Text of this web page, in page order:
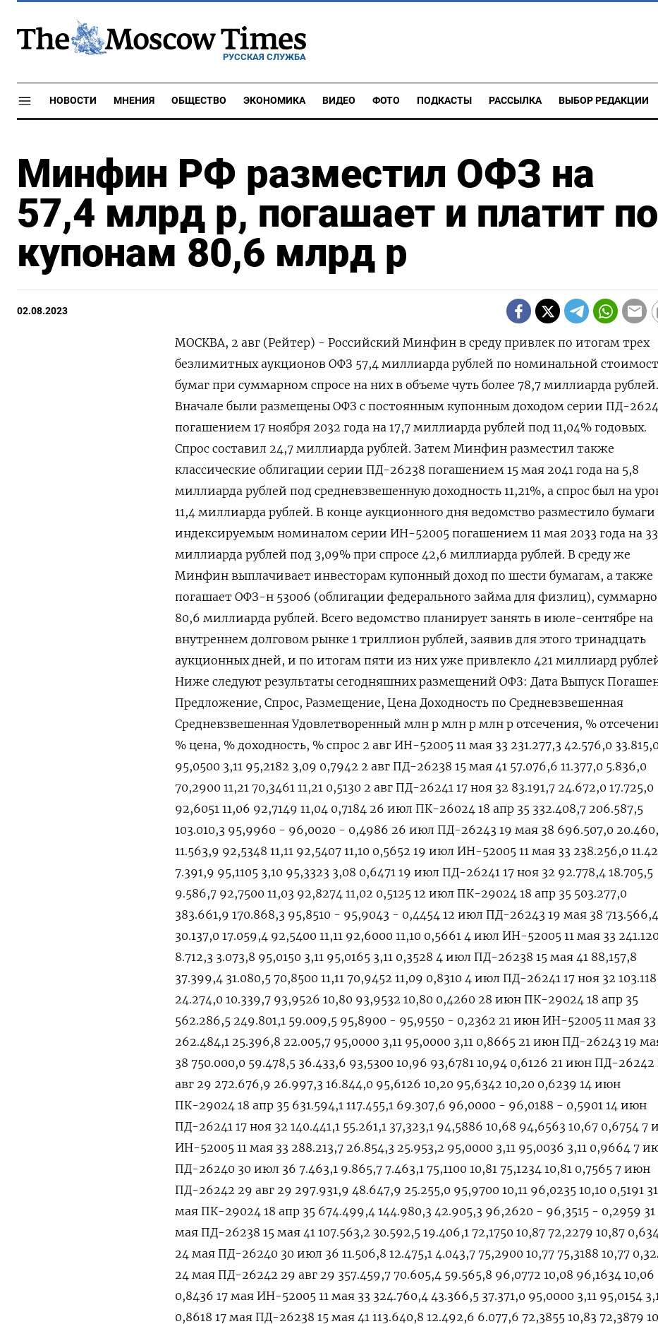
РУССКАЯ СЛУЖБА
НОВОСТИ МНЕНИЯ ОБЩЕСТВО ЭКОНОМИКА ВИДЕО ФОТО ПОДКАСТЫ РАССЫЛКА ВЫБОР РЕДАКЦИИ
Минфин РФ разместил ОФЗ на
57,4 млрд р, погашает и платит по
купонам 80,6 млрд р
02.08.2023
МОСКВА, 2 авг (Рейтер) - Российский Минфин в среду привлек по итогам трех безлимитных аукционов ОФЗ 57,4 миллиарда рублей по номинальной стоимости бумаг при суммарном спросе на них в объеме чуть более 78,7 миллиарда рублей. Вначале были размещены ОФЗ с постоянным купонным доходом серии ПД-26241 погашением 17 ноября 2032 года на 17,7 миллиарда рублей под 11,04% годовых. Спрос составил 24,7 миллиарда рублей. Затем Минфин разместил также классические облигации серии ПД-26238 погашением 15 мая 2041 года на 5,8 миллиарда рублей под средневзвешенную доходность 11,21%, а спрос был на уровне 11,4 миллиарда рублей. В конце аукционного дня ведомство разместило бумаги с индексируемым номиналом серии ИН-52005 погашением 11 мая 2033 года на 33,8 миллиарда рублей под 3,09% при спросе 42,6 миллиарда рублей. В среду же Минфин выплачивает инвесторам купонный доход по шести бумагам, а также погашает ОФЗ-н 53006 (облигации федерального займа для физлиц), суммарно на 80,6 миллиарда рублей. Всего ведомство планирует занять в июле-сентябре на внутреннем долговом рынке 1 триллион рублей, заявив для этого тринадцать аукционных дней, и по итогам пяти из них уже привлекло 421 миллиард рублей. Ниже следуют результаты сегодняшних размещений ОФЗ: Дата Выпуск Погашение Предложение, Спрос, Размещение, Цена Доходность по Средневзвешенная Средневзвешенная Удовлетворенный млн р млн р млн р отсечения, % отсечению, % цена, % доходность, % спрос 2 авг ИН-52005 11 мая 33 231.277,3 42.576,0 33.815,0 95,0500 3,11 95,2182 3,09 0,7942 2 авг ПД-26238 15 мая 41 57.076,6 11.377,0 5.836,0 70,2900 11,21 70,3461 11,21 0,5130 2 авг ПД-26241 17 ноя 32 83.191,7 24.672,0 17.725,0 92,6051 11,06 92,7149 11,04 0,7184 26 июл ПК-26024 18 апр 35 332.408,7 206.587,5 103.010,3 95,9960 - 96,0020 - 0,4986 26 июл ПД-26243 19 мая 38 696.507,0 20.460,7 11.563,9 92,5348 11,11 92,5407 11,10 0,5652 19 июл ИН-52005 11 мая 33 238.256,0 11.423,0 7.391,9 95,1105 3,10 95,3323 3,08 0,6471 19 июл ПД-26241 17 ноя 32 92.778,4 18.705,5 9.586,7 92,7500 11,03 92,8274 11,02 0,5125 12 июл ПК-29024 18 апр 35 503.277,0 383.661,9 170.868,3 95,8510 - 95,9043 - 0,4454 12 июл ПД-26243 19 мая 38 713.566,4 30.137,0 17.059,4 92,5400 11,11 92,6000 11,10 0,5661 4 июл ИН-52005 11 мая 33 241.120,2 8.712,3 3.073,8 95,0150 3,11 95,0165 3,11 0,3528 4 июл ПД-26238 15 мая 41 88,157,8 37.399,4 31.080,5 70,8500 11,11 70,9452 11,09 0,8310 4 июл ПД-26241 17 ноя 32 103.118,0 24.274,0 10.339,7 93,9526 10,80 93,9532 10,80 0,4260 28 июн ПК-29024 18 апр 35 562.286,5 249.801,1 59.009,5 95,8900 - 95,9550 - 0,2362 21 июн ИН-52005 11 мая 33 262.484,1 25.396,8 22.005,7 95,0000 3,11 95,0000 3,11 0,8665 21 июн ПД-26243 19 мая 38 750.000,0 59.478,5 36.433,6 93,5300 10,96 93,6781 10,94 0,6126 21 июн ПД-26242 29 авг 29 272.676,9 26.997,3 16.844,0 95,6126 10,20 95,6342 10,20 0,6239 14 июн ПК-29024 18 апр 35 631.594,1 117.455,1 69.307,6 96,0000 - 96,0188 - 0,5901 14 июн ПД-26241 17 ноя 32 140.441,1 55.261,1 37,323,1 94,5886 10,68 94,6563 10,67 0,6754 7 июн ИН-52005 11 мая 33 288.213,7 26.854,3 25.953,2 95,0000 3,11 95,0036 3,11 0,9664 7 июн ПД-26240 30 июл 36 7.463,1 9.865,7 7.463,1 75,1100 10,81 75,1234 10,81 0,7565 7 июн ПД-26242 29 авг 29 297.931,9 48.647,9 25.255,0 95,9700 10,11 96,0235 10,10 0,5191 31 мая ПК-29024 18 апр 35 674.499,4 144.980,3 42.905,3 96,2620 - 96,3515 - 0,2959 31 мая ПД-26238 15 мая 41 107.563,2 30.592,5 19.406,1 72,1750 10,87 72,2279 10,87 0,6343 24 мая ПД-26240 30 июл 36 11.506,8 12.475,1 4.043,7 75,2900 10,77 75,3188 10,77 0,3241 24 мая ПД-26242 29 авг 29 357.459,7 70.605,4 59.565,8 96,0772 10,08 96,1634 10,06 0,8436 17 мая ИН-52005 11 мая 33 324.760,4 43.366,5 37.371,0 95,0000 3,11 95,0154 3,11 0,8618 17 мая ПД-26238 15 мая 41 113.640,8 12.492,6 6.077,6 72,3855 10,83 72,3879 10,83 0,4865 17 мая ПД-26241 17 ноя 32 181.529,1 58.890,3 41.088,0 95,0530 10,59 95,1244 10,58 0,6977 3 мая ПК-29024 18 апр 35 750.000,0 260.744,4 75,500,6 96,4000 - 96,5693 - 0,2896 3 мая ПД-26240 30 июл 36 34.795,4 36.643.4 23.288,6 75,0200 10,81 75,0501 10,81 0,6355 26 апр ПД-26238 15 мая 41 125.832,5 16.397,0 12.192,0 72,2287 10,85 72,2959 10,84 0,7436 26 апр ПД-26241 17 ноя 32 229.796,3 69.661,0 48.267,0 94,7000 10,65 94,7509 10,64 0,6929 19 апр ИН-52005 11 мая 33 340.207,8 25.963,4 17.913,7 95,0000 3,10 95,0177 3,10 0,6900 19 апр ПД-26242 29 авг 29 392.942,9 58.952,3 35.445,3 95,3050 10,25 94,3413 10,25 0,6013 12 апр ИН-52005 11 мая 33 345.355,4 18.936,6 5.147,6 94,9900 3,10 95,2667 3,07 0,2718 12 апр ПД-26241 17 ноя 32 261.118,0 46.808,3 31.321,7 94,7309 10,64 94,7729 10,64 0,6691 5 апр ПД-26240 30 июл 36 41.004,4 17.291,3 6.209,0 75,0800 10,79 75,0854 10,79 0,3591 5 апр ПД-26242 29 авг 29 463.483,4 95.331.4 70.540,0 95,5470 10,19 95,5918 10,18 0,7400 29 мар ПД-26238 15 мая 41 154.709,9 44.777,7 28.877,4 72,6004 10,78 72,7279 10,76 0,6449 29 мар ПД-26241 17 ноя 32 291.786,5 75.597,5 30.668,5 95,1550 10,56 95,1980 10,56 0,4057 22 мар ИН-52005 11 мая 33 343.415,5 - - - - - - - 22 мар ПД-26242 29 авг 29 478.816,9 32.709,9 15.333,5 95,5240 10,19 95,6025 10,18 0,4688 15 мар ИН-52005 11 мая 33 350.087,5 15.140,7 7.268,3 95,0500 3,09 95,2996 3,06 0,4801 15 мар ПД-26238 15 мая 41 190.583,2 48.252,3 35.873,3 72,6390 10,77 72,7582 10,76 0,7435 15 мар ПД-26241 17 ноя 32 330.628,0 65.233,3 38.841,5 95,0836 10,57 95,1682 10,56 0,5954 1 мар ПД-26238 15 мая 41 220.989,6 43.094,1 30.406,4 72,5600 10,78 72,6805 10,76 0,7056 1 мар ПД-26241 17 ноя 32 350.989,9 59.135,8 20.362,0 95,2368 10,54 95,2719 10,54 0,3443 22 фев ПД-26242 29 авг 29 486.069,8 51.840,0 7.253,0